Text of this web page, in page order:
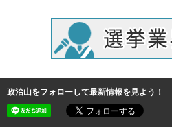
政治山をフォローして最新情報を見よう！